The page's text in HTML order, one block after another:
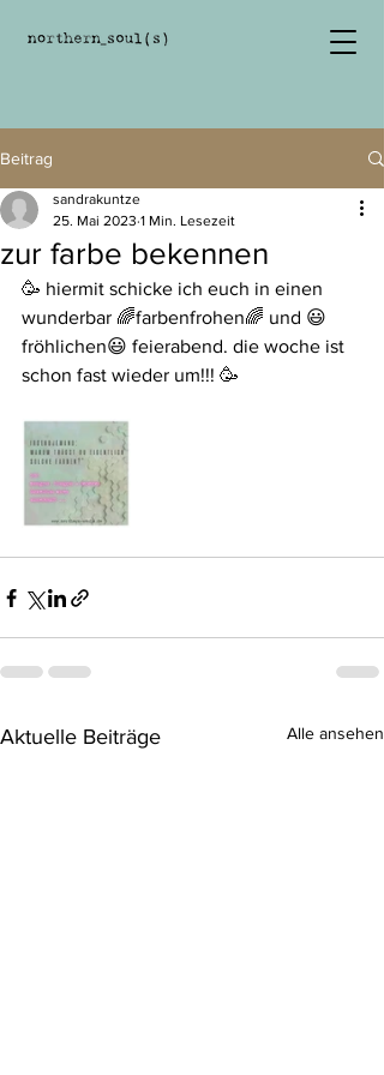
Beitrag
zur farbe bekennen
sandrakuntze
25. Mai 2023 1 Min. Lesezeit
🥳 hiermit schicke ich euch in einen
wunderbar 🌈farbenfrohen🌈 und 😃
fröhlichen😃 feierabend. die woche ist
schon fast wieder um!!! 🥳
Aktuelle Beiträge Alle ansehen